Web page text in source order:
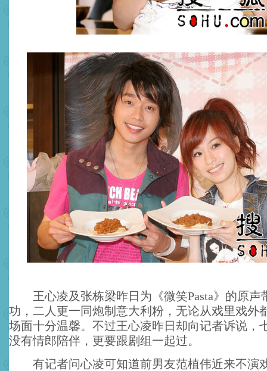
王心凌及张栋梁昨日为《微笑Pasta》的原声
功，二人更一同炮制意大利粉，无论从戏里戏外
场面十分温馨。不过王心凌昨日却向记者诉说，
没有情郎陪伴，更要跟剧组一起过。
有记者问心凌可知道前男友范植伟近来不演